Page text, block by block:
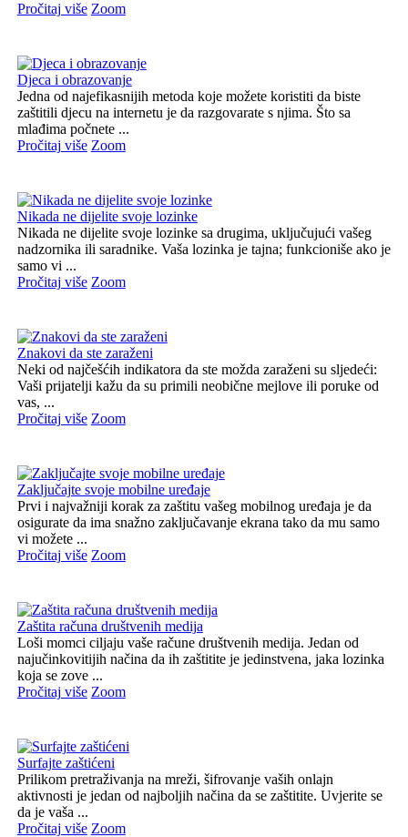
Pročitaj više Zoom
Djeca i obrazovanje
Jedna od najefikasnijih metoda koje možete koristiti da biste
zaštitili djecu na internetu je da razgovarate s njima. Što sa
mlađima počnete ...
Pročitaj više Zoom
Nikada ne dijelite svoje lozinke
Nikada ne dijelite svoje lozinke sa drugima, uključujući vašeg
nadzornika ili saradnike. Vaša lozinka je tajna; funkcioniše ako je
samo vi ...
Pročitaj više Zoom
Znakovi da ste zaraženi
Neki od najčešćih indikatora da ste možda zaraženi su sljedeći:
Vaši prijatelji kažu da su primili neobične mejlove ili poruke od
vas, ...
Pročitaj više Zoom
Zaključajte svoje mobilne uređaje
Prvi i najvažniji korak za zaštitu vašeg mobilnog uređaja je da
osigurate da ima snažno zaključavanje ekrana tako da mu samo
vi možete ...
Pročitaj više Zoom
Zaštita računa društvenih medija
Loši momci ciljaju vaše račune društvenih medija. Jedan od
najučinkovitijih načina da ih zaštitite je jedinstvena, jaka lozinka
koja se zove ...
Pročitaj više Zoom
Surfajte zaštićeni
Prilikom pretraživanja na mreži, šifrovanje vaših onlajn
aktivnosti je jedan od najboljih načina da se zaštitite. Uvjerite se
da je vaša ...
Pročitaj više Zoom